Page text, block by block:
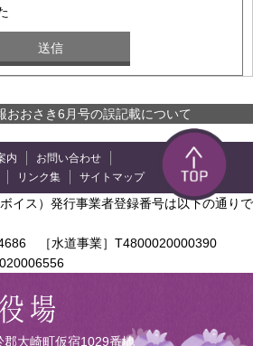
おおさき6月号の誤記載について
内
お問い合わせ
リンク集 サイトマップ
イス）発行事業者登録番号は以下の通りで
［水道事業］T4800020000390
大崎町仮宿1029番地